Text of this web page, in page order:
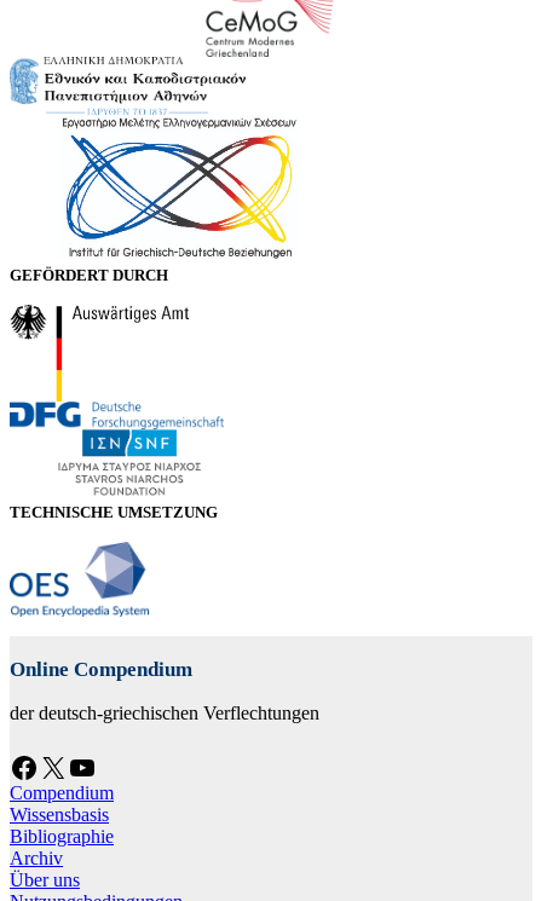
GEFÖRDERT DURCH
TECHNISCHE UMSETZUNG
Online Compendium
der deutsch-griechischen Verflechtungen
Facebook X YouTube
Compendium
Wissensbasis
Bibliographie
Archiv
Über uns